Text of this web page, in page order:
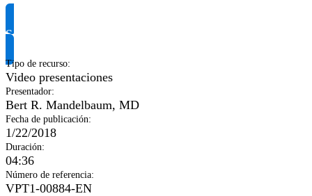
Solicitar información del producto
Tipo de recurso:
Video presentaciones
Presentador:
Bert R. Mandelbaum, MD
Fecha de publicación:
1/22/2018
Duración:
04:36
Número de referencia:
VPT1-00884-EN